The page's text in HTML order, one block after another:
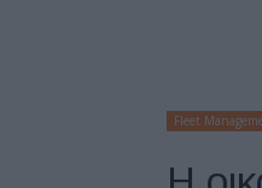
Fleet